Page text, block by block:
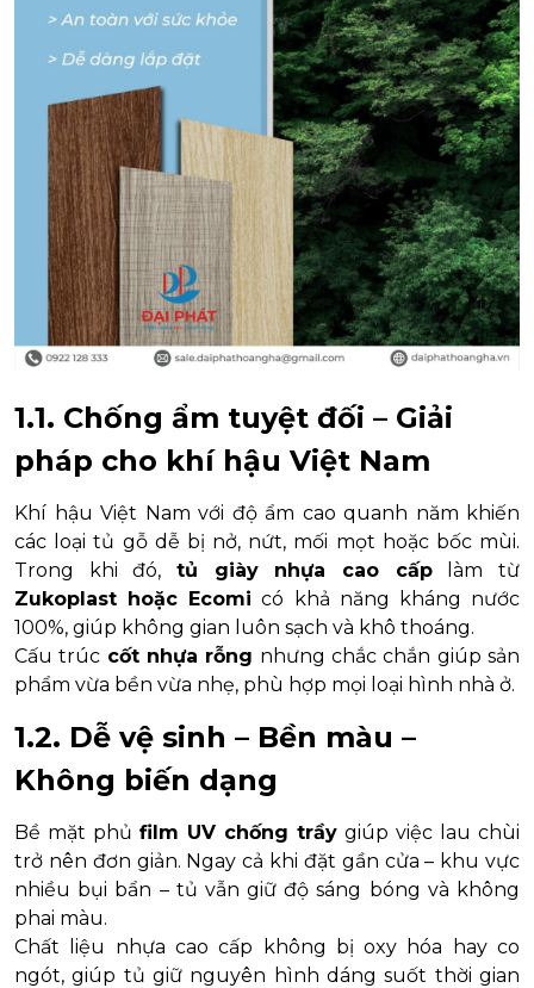
1.1. Chống ẩm tuyệt đối – Giải
pháp cho khí hậu Việt Nam
Khí hậu Việt Nam với độ ẩm cao quanh năm khiến
các loại tủ gỗ dễ bị nở, nứt, mối mọt hoặc bốc mùi.
Trong khi đó, tủ giày nhựa cao cấplàm từ
Zukoplast hoặc Ecomi có khả năng kháng nước
100%, giúp không gian luôn sạch và khô thoáng.
Cấu trúc cốt nhựa rỗng nhưng chắc chắn giúp sản
phẩm vừa bền vừa nhẹ, phù hợp mọi loại hình nhà ở.
1.2. Dễ vệ sinh – Bền màu –
Không biến dạng
Bề mặt phủ film UV chống trầy giúp việc lau chùi
trở nên đơn giản. Ngay cả khi đặt gần cửa – khu vực
nhiều bụi bẩn – tủ vẫn giữ độ sáng bóng và không
phai màu.
Chất liệu nhựa cao cấp không bị oxy hóa hay co
ngót, giúp tủ giữ nguyên hình dáng suốt thời gian